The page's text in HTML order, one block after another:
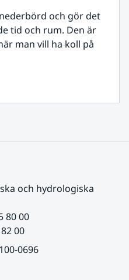
och gör det
tid och rum. Den är
man vill ha koll på
och hydrologiska
80 00
00
0696